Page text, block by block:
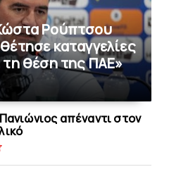
Ρούπτσου
καταγγελίες
θέση της ΠAΕ»
απέναντι στoν